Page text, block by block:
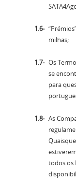
milhas;
Os
se
para
As
todos os